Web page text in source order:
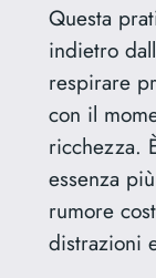
Questa
indietro
respirare
con il
ricchezza.
essenza
rumore
distrazioni